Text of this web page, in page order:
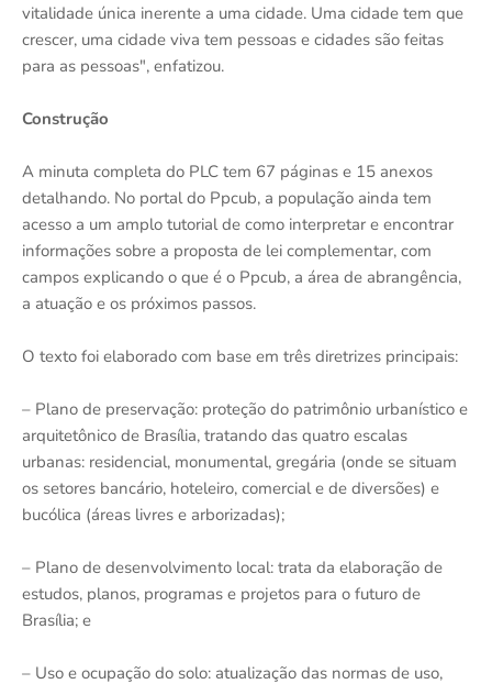
vitalidade única inerente a uma cidade. Uma cidade tem que
crescer, uma cidade viva tem pessoas e cidades são feitas
para as pessoas", enfatizou.
Construção
A minuta completa do PLC tem 67 páginas e 15 anexos
detalhando. No portal do Ppcub, a população ainda tem
acesso a um amplo tutorial de como interpretar e encontrar
informações sobre a proposta de lei complementar, com
campos explicando o que é o Ppcub, a área de abrangência,
a atuação e os próximos passos.
O texto foi elaborado com base em três diretrizes principais:
– Plano de preservação: proteção do patrimônio urbanístico e
arquitetônico de Brasília, tratando das quatro escalas
urbanas: residencial, monumental, gregária (onde se situam
os setores bancário, hoteleiro, comercial e de diversões) e
bucólica (áreas livres e arborizadas);
– Plano de desenvolvimento local: trata da elaboração de
estudos, planos, programas e projetos para o futuro de
Brasília; e
– Uso e ocupação do solo: atualização das normas de uso,